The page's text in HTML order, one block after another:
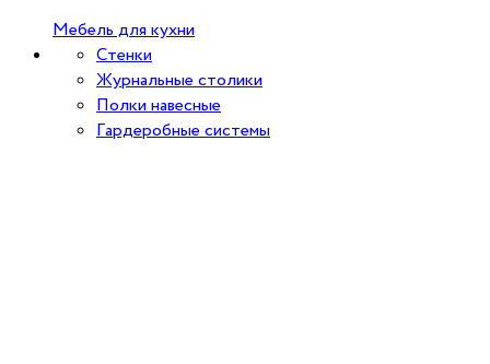
Мебель для кухни
Стенки
Журнальные столики
Полки навесные
Гардеробные системы